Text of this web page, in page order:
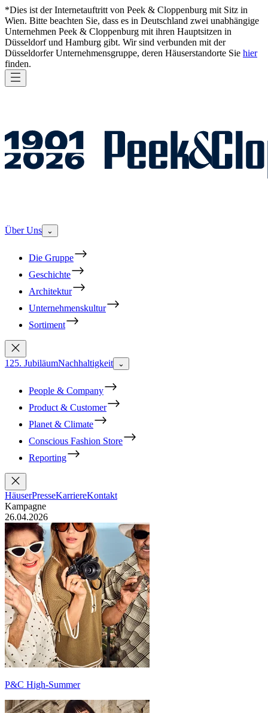
*Dies ist der Internetauftritt von Peek & Cloppenburg mit Sitz in
Wien. Bitte beachten Sie, dass es in Deutschland zwei unabhängige
Unternehmen Peek & Cloppenburg mit ihren Hauptsitzen in
Düsseldorf und Hamburg gibt. Wir sind verbunden mit der
Düsseldorfer Unternehmensgruppe, deren Häuserstandorte Sie hier
finden.
Über Uns ⌄
Die Gruppe
Geschichte
Architektur
Unternehmenskultur
Sortiment
125. JubiläumNachhaltigkeit ⌄
People & Company
Product & Customer
Planet & Climate
Conscious Fashion Store
Reporting
HäuserPresseKarriereKontakt
Kampagne
26.04.2026
P&C High-Summer